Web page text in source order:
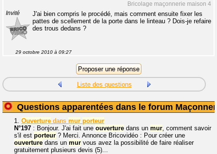
Bricolage maçonnerie maison 4
Invité
J'ai bien compris le procédé, mais comment ensuite fixer les
pattes de scellement de la porte dans le linteau ? Dois-je refaire
des trous dedans ?
29 octobre 2010 à 09:27
Liste des questions
Questions apparentées dans le forum
1. Ouverture dans mur porteur
N°197 : Bonjour. J'ai fait une ouverture dans un mur, comment savoir
s'il est porteur ? Merci. Annonce Bricovidéo : Pour créer une
ouverture dans un mur vous avez la possibilité de faire réaliser
gratuitement plusieurs devis (5)...